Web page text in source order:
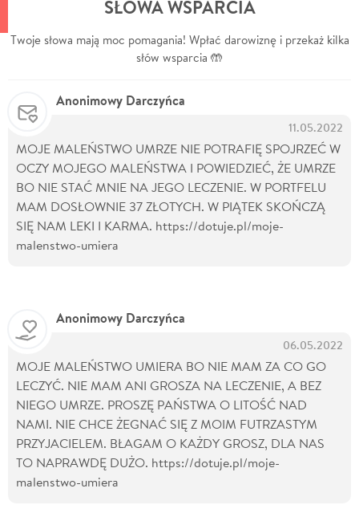
SŁOWA WSPARCIA
Twoje słowa mają moc pomagania! Wpłać darowiznę i przekaż kilka
słów wsparcia 🤲
Anonimowy Darczyńca
11.05.2022
MOJE MALEŃSTWO UMRZE NIE POTRAFIĘ SPOJRZEĆ W
OCZY MOJEGO MALEŃSTWA I POWIEDZIEĆ, ŻE UMRZE
BO NIE STAĆ MNIE NA JEGO LECZENIE. W PORTFELU
MAM DOSŁOWNIE 37 ZŁOTYCH. W PIĄTEK SKOŃCZĄ
SIĘ NAM LEKI I KARMA. https://dotuje.pl/moje-
malenstwo-umiera
Anonimowy Darczyńca
06.05.2022
MOJE MALEŃSTWO UMIERA BO NIE MAM ZA CO GO
LECZYĆ. NIE MAM ANI GROSZA NA LECZENIE, A BEZ
NIEGO UMRZE. PROSZĘ PAŃSTWA O LITOŚĆ NAD
NAMI. NIE CHCE ŻEGNAĆ SIĘ Z MOIM FUTRZASTYM
PRZYJACIELEM. BŁAGAM O KAŻDY GROSZ, DLA NAS
TO NAPRAWDĘ DUŻO. https://dotuje.pl/moje-
malenstwo-umiera